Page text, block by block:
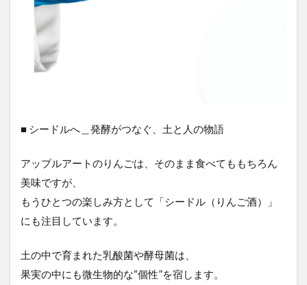
■ シードルへ＿発酵がつなぐ、土と人の物語
アップルアートのりんごは、そのまま食べてももちろん
美味ですが、
もうひとつの楽しみ方として「シードル（りんご酒）」
にも注目しています。
土の中で育まれた乳酸菌や酵母菌は、
果実の中にも微生物的な“個性”を宿します。